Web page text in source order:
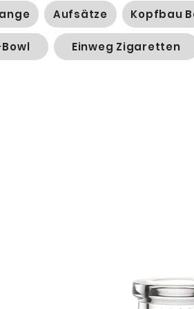
Aufsätze Kopfbau
Einweg Zigaretten